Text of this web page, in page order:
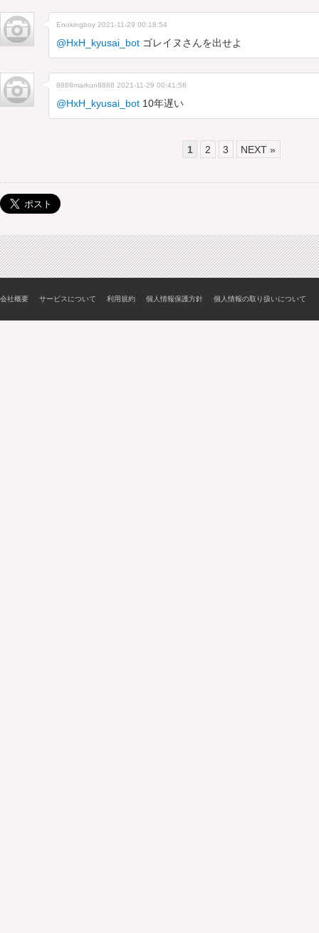
Enokingboy 2021-11-29 00:18:54
@HxH_kyusai_bot ゴレイヌさんを出せよ
8888markun8888 2021-11-29 00:41:58
@HxH_kyusai_bot 10年遅い
1 2 3 NEXT »
会社概要 サービスについて 利用規約 個人情報保護方針 個人情報の取り扱いについて